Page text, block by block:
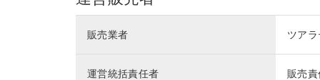
販売業者 ツア
運営統括責任者 販売